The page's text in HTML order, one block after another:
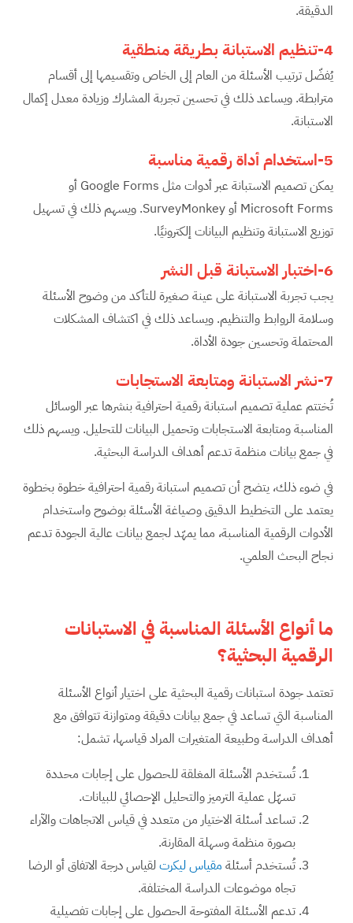
الدقيقة.
4-تنظيم الاستبانة بطريقة منطقية
يُفضّل ترتيب الأسئلة من العام إلى الخاص وتقسيمها إلى أقسام
مترابطة. ويساعد ذلك في تحسين تجربة المشارك وزيادة معدل إكمال
الاستبانة.
5-استخدام أداة رقمية مناسبة
يمكن تصميم الاستبانة عبر أدوات مثل Google Forms أو
Microsoft Forms أو SurveyMonkey. ويسهم ذلك في تسهيل
توزيع الاستبانة وتنظيم البيانات إلكترونيًا.
6-اختبار الاستبانة قبل النشر
يجب تجربة الاستبانة على عينة صغيرة للتأكد من وضوح الأسئلة
وسلامة الروابط والتنظيم. ويساعد ذلك في اكتشاف المشكلات
المحتملة وتحسين جودة الأداة.
7-نشر الاستبانة ومتابعة الاستجابات
تُختتم عملية تصميم استبانة رقمية احترافية بنشرها عبر الوسائل
المناسبة ومتابعة الاستجابات وتحميل البيانات للتحليل. ويسهم ذلك
في جمع بيانات منظمة تدعم أهداف الدراسة البحثية.
في ضوء ذلك، يتضح أن تصميم استبانة رقمية احترافية خطوة بخطوة
يعتمد على التخطيط الدقيق وصياغة الأسئلة بوضوح واستخدام
الأدوات الرقمية المناسبة، مما يمهّد لجمع بيانات عالية الجودة تدعم
نجاح البحث العلمي.
ما أنواع الأسئلة المناسبة في الاستبانات
الرقمية البحثية؟
تعتمد جودة استبانات رقمية البحثية على اختيار أنواع الأسئلة
المناسبة التي تساعد في جمع بيانات دقيقة ومتوازنة تتوافق مع
أهداف الدراسة وطبيعة المتغيرات المراد قياسها، تشمل:
تُستخدم الأسئلة المغلقة للحصول على إجابات محددة
تسهّل عملية الترميز والتحليل الإحصائي للبيانات.
تساعد أسئلة الاختيار من متعدد في قياس الاتجاهات والآراء
بصورة منظمة وسهلة المقارنة.
تُستخدم أسئلة مقياس ليكرت لقياس درجة الاتفاق أو الرضا
تجاه موضوعات الدراسة المختلفة.
تدعم الأسئلة المفتوحة الحصول على إجابات تفصيلية